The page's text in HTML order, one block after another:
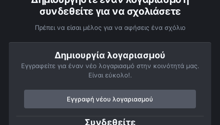
συνδεθείτε για να σχολιάσετε
Πρέπει να είσαι μέλος για να αφήσεις ένα σχόλιο
Δημιουργία λογαριασμού
Εγγραφείτε για έναν νέο λογαριασμό στην κοινότητά μας.
Είναι εύκολο!.
Εγγραφή νέου λογαριασμού
Συνδεθείτε